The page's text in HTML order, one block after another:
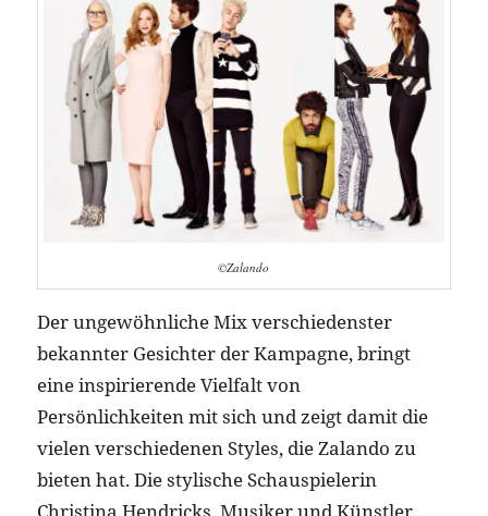
©Zalando
Der ungewöhnliche Mix verschiedenster
bekannter Gesichter der Kampagne, bringt
eine inspirierende Vielfalt von
Persönlichkeiten mit sich und zeigt damit die
vielen verschiedenen Styles, die Zalando zu
bieten hat. Die stylische Schauspielerin
Christina Hendricks, Musiker und Künstler